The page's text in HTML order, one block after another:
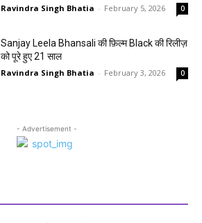
Ravindra Singh Bhatia - February 5, 2026 0
Sanjay Leela Bhansali की फ़िल्म Black की रिलीज़
को पूरे हुए 21 साल
Ravindra Singh Bhatia - February 3, 2026 0
- Advertisement -